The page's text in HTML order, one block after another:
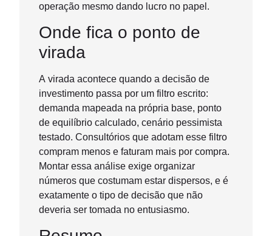
operação mesmo dando lucro no papel.
Onde fica o ponto de
virada
A virada acontece quando a decisão de
investimento passa por um filtro escrito:
demanda mapeada na própria base, ponto
de equilíbrio calculado, cenário pessimista
testado. Consultórios que adotam esse filtro
compram menos e faturam mais por compra.
Montar essa análise exige organizar
números que costumam estar dispersos, e é
exatamente o tipo de decisão que não
deveria ser tomada no entusiasmo.